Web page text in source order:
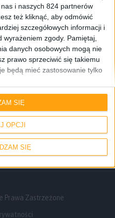
i naszych 824 partnerów
też kliknąć, aby odmówić
szczegółowych informacji i
wyrażeniem zgody. Pamiętaj,
danych osobowych mogą nie
prawo sprzeciwić się takiemu
będą mieć zastosowanie tylko
OPCJI
SIĘ
SIĘ
mnie z kapci,
Prawa Zastrzeżone